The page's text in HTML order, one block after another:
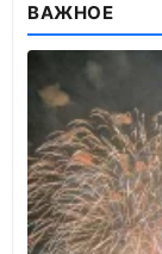
ВАЖНОЕ